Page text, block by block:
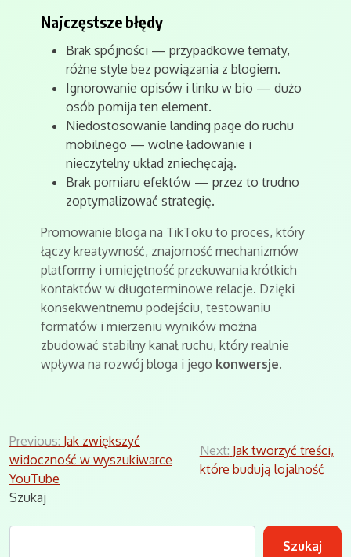
Najczęstsze błędy
Brak spójności — przypadkowe tematy,
różne style bez powiązania z blogiem.
Ignorowanie opisów i linku w bio — dużo
osób pomija ten element.
Niedostosowanie landing page do ruchu
mobilnego — wolne ładowanie i
nieczytelny układ zniechęcają.
Brak pomiaru efektów — przez to trudno
zoptymalizować strategię.
Promowanie bloga na TikToku to proces, który
łączy kreatywność, znajomość mechanizmów
platformy i umiejętność przekuwania krótkich
kontaktów w długoterminowe relacje. Dzięki
konsekwentnemu podejściu, testowaniu
formatów i mierzeniu wyników można
zbudować stabilny kanał ruchu, który realnie
wpływa na rozwój bloga i jego konwersje.
Nawigacja
wpisu
Previous: Jak zwiększyć
widoczność w wyszukiwarce
YouTube
Next: Jak tworzyć treści,
które budują lojalność
Szukaj
Szukaj